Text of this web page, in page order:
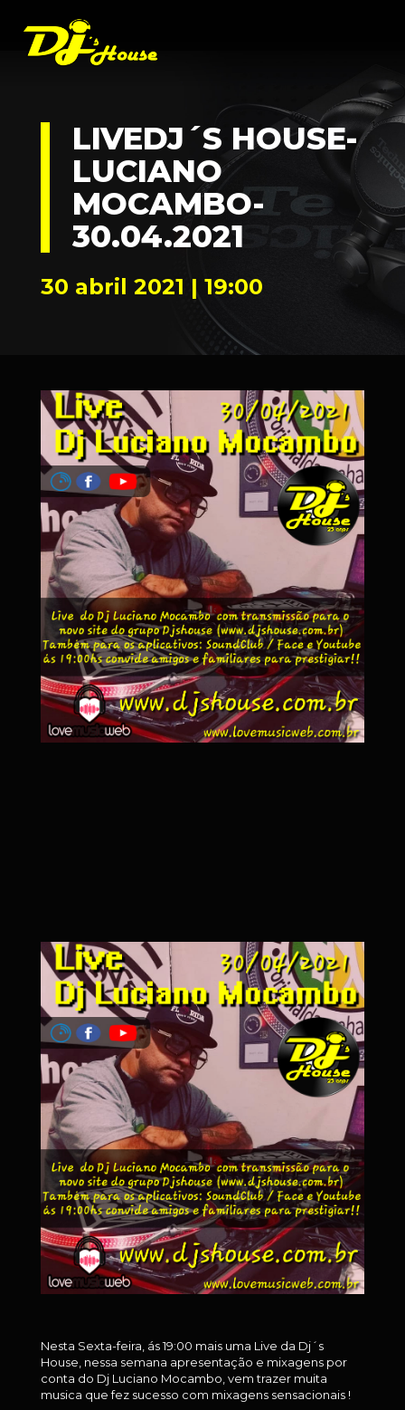
LIVEDJ´S HOUSE-
LUCIANO
MOCAMBO-
30.04.2021
30 abril 2021 | 19:00
Nesta Sexta-feira, ás 19:00 mais uma Live da Dj´s
House, nessa semana apresentação e mixagens por
conta do Dj Luciano Mocambo, vem trazer muita
musica que fez sucesso com mixagens sensacionais !